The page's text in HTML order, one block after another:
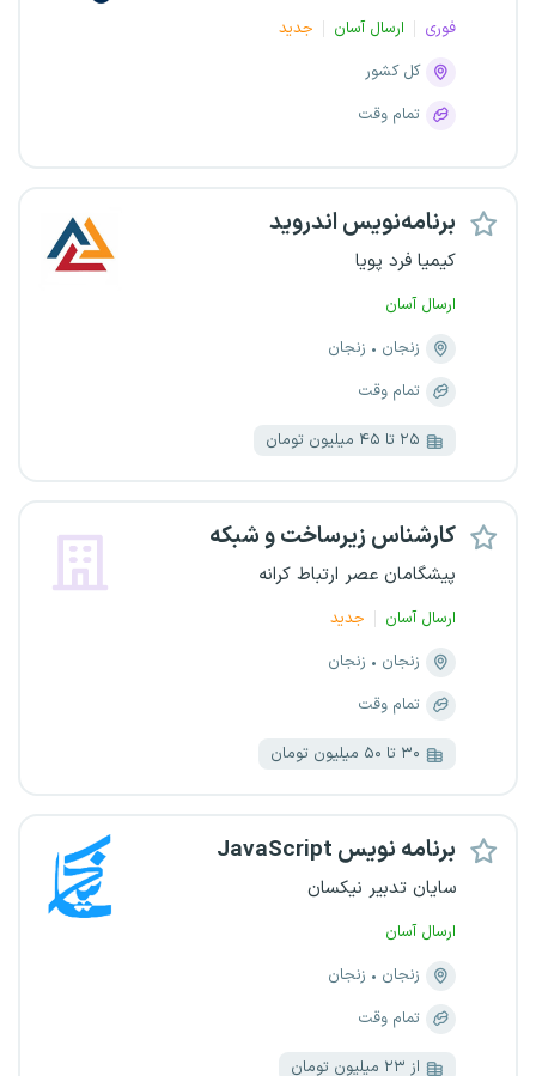
فوری ارسال آسان
جدید
کل کشور
تمام وقت
برنامه‌نویس اندروید
کیمیا فرد پویا
ارسال آسان
زنجان
زنجان
تمام وقت
۲۵ تا ۴۵ میلیون تومان
کارشناس زیرساخت و شبکه
پیشگامان عصر ارتباط کرانه
ارسال آسان
جدید
زنجان
زنجان
تمام وقت
۳۰ تا ۵۰ میلیون تومان
برنامه نویس JavaScript
سایان تدبیر نیکسان
ارسال آسان
زنجان
زنجان
تمام وقت
از ۲۳ میلیون تومان